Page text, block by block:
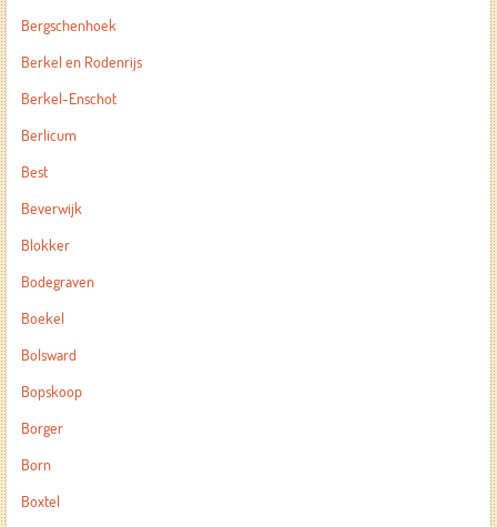
Bergschenhoek
Berkel en Rodenrijs
Berkel-Enschot
Berlicum
Best
Beverwijk
Blokker
Bodegraven
Boekel
Bolsward
Bopskoop
Borger
Born
Boxtel